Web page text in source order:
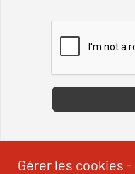
Gérer les cookies -